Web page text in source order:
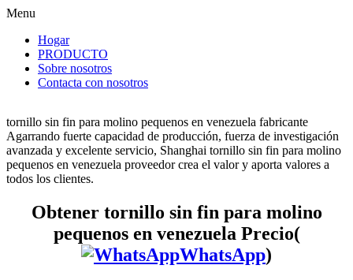
Menu
Hogar
PRODUCTO
Sobre nosotros
Contacta con nosotros
tornillo sin fin para molino pequenos en venezuela fabricante
Agarrando fuerte capacidad de producción, fuerza de investigación
avanzada y excelente servicio, Shanghai tornillo sin fin para molino
pequenos en venezuela proveedor crea el valor y aporta valores a
todos los clientes.
Obtener tornillo sin fin para molino
pequenos en venezuela Precio(
WhatsApp)